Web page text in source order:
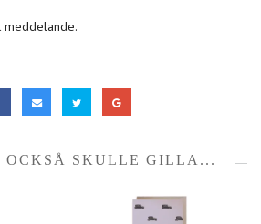
meddelande.
OCKSÅ SKULLE GILLA...